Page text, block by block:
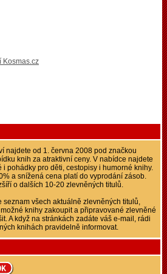
Kosmas.cz
najdete od 1. června 2008 pod značkou
knih za atraktivní ceny. V nabídce najdete
pohádky pro děti, cestopisy i humorné knihy.
a snížená cena platí do vyprodání zásob.
o dalších 10-20 zlevněných titulů.
seznam všech aktuálně zlevněných titulů,
knihy zakoupit a připravované zlevněné
A když na stránkách zadáte váš e-mail, rádi
knihách pravidelně informovat.